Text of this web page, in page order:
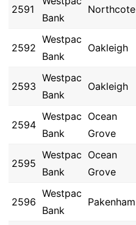
2591
Bank
Northcote
2592
Westpac
Bank
Oakleigh
2593
Westpac
Bank
Oakleigh
2594
Westpac
Bank
Ocean
Grove
2595
Westpac
Bank
Ocean
Grove
2596
Westpac
Bank
Pakenham